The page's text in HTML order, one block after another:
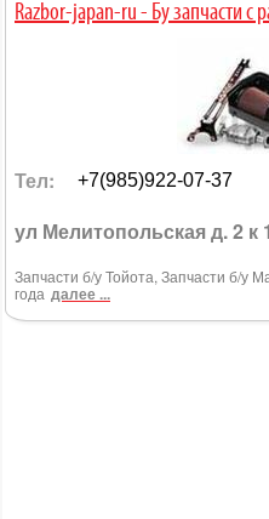
Razbor-japan-ru - Бу запчасти с
Тел: +7(985)922-07-37
ул Мелитопольская д. 2 к 1
Запчасти б/у Тойота, Запчасти б/у
года далее ...